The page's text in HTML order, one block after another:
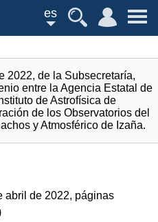
es
2022, de la Subsecretaría,
entre la Agencia Estatal de
de Astrofísica de
de los Observatorios del
y Atmosférico de Izaña.
abril de 2022, páginas